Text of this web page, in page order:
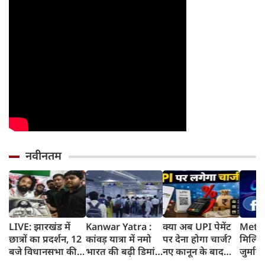
नवीनतम
LIVE: झारखंड में
छात्रों का प्रदर्शन, 12
बजे विधानसभा की
Kanwar Yatra :
कांवड़ यात्रा में नमो
भारत की बढ़ी डिमांड,
क्या अब UPI पेमेंट
पर देना होगा चार्ज?
नए कानून के बाद
Meta